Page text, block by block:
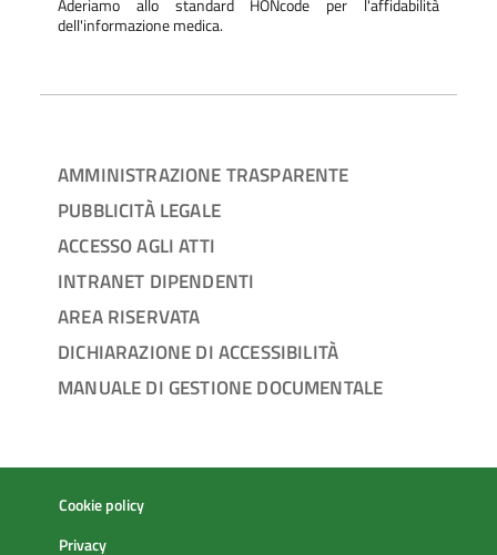
Aderiamo allo standard HONcode per l'affidabilità
dell'informazione medica.
AMMINISTRAZIONE TRASPARENTE
PUBBLICITÀ LEGALE
ACCESSO AGLI ATTI
INTRANET DIPENDENTI
AREA RISERVATA
DICHIARAZIONE DI ACCESSIBILITÀ
MANUALE DI GESTIONE DOCUMENTALE
Cookie policy
Privacy